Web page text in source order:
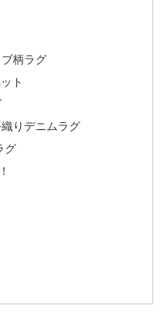
柄ラグ
ト
りデニムラグ
グ